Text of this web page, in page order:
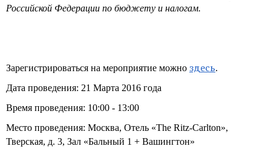
Российской Федерации по бюджету и налогам.
Зарегистрироваться на мероприятие можно здесь.
Дата проведения: 21 Марта 2016 года
Время проведения: 10:00 - 13:00
Место проведения: Москва, Отель «The Ritz-Carlton»,
Тверская, д. 3, Зал «Бальный 1 + Вашингтон»